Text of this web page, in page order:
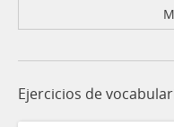
Ejercicios de